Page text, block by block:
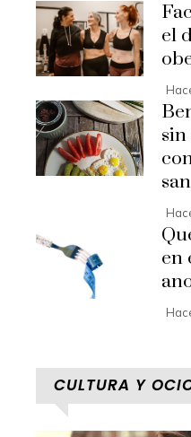
el
en
CULTURA Y